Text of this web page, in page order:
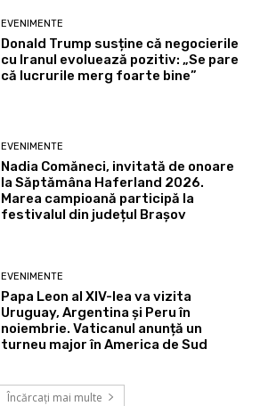
EVENIMENTE
Donald Trump susține că negocierile
cu Iranul evoluează pozitiv: „Se pare
că lucrurile merg foarte bine”
EVENIMENTE
Nadia Comăneci, invitată de onoare
la Săptămâna Haferland 2026.
Marea campioană participă la
festivalul din județul Brașov
EVENIMENTE
Papa Leon al XIV-lea va vizita
Uruguay, Argentina și Peru în
noiembrie. Vaticanul anunță un
turneu major în America de Sud
Încărcați mai multe